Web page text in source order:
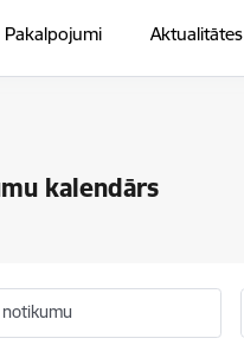
Pakalpojumi Aktualitātes
kalendārs